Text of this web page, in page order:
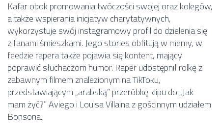
Kafar obok promowania twóczości swojej oraz kolegów,
a także wspierania inicjatyw charytatywnych,
wykorzystuje swój instagramowy profil do dzielenia się
z fanami śmieszkami. Jego stories obfitują w memy, w
feedzie rapera także pojawia się kontent, mający
poprawić słuchaczom humor. Raper udostępnił rolkę z
zabawnym filmem znalezionym na TikToku,
przedstawiającym „arabską” przeróbkę klipu do „Jak
mam żyć?” Aviego i Louisa Villaina z gościnnym udziałem
Bonsona.